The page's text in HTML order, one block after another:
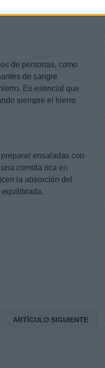
la calidad de
de personas, como
de sangre
Es esencial que
siempre el hierro
ensaladas con
comida rica en
la absorción del
equilibrada.
ARTÍCULO SIGUIENTE